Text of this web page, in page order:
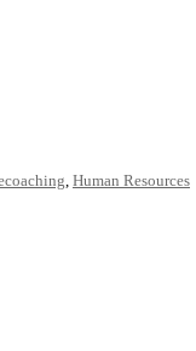
, Human Resources